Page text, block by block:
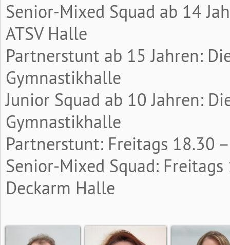
Senior-Mixed Squad ab 14
ATSV Halle
Partnerstunt ab 15 Jahren:
Gymnastikhalle
Junior Squad ab 10 Jahren:
Gymnastikhalle
Partnerstunt: Freitags 18.30
Senior-Mixed Squad:
Deckarm Halle